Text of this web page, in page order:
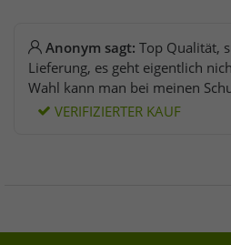
Anonym sagt: Top Qualität,
Lieferung, es geht eigentlich
Wahl kann man bei meinen
VERIFIZIERTER KAUF